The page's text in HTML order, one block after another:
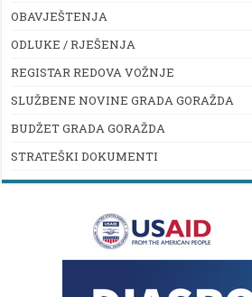
OBAVJEŠTENJA
ODLUKE / RJEŠENJA
REGISTAR REDOVA VOŽNJE
SLUŽBENE NOVINE GRADA GORAŽDA
BUDŽET GRADA GORAŽDA
STRATEŠKI DOKUMENTI